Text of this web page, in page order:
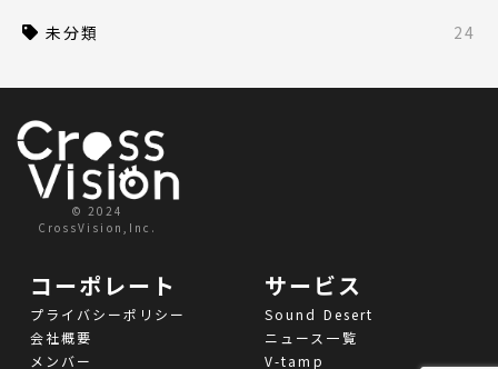
未分類 24
© 2024
CrossVision,Inc.
コーポレート
プライバシーポリシー
会社概要
メンバー
サービス
Sound Desert
ニュース一覧
V-tamp